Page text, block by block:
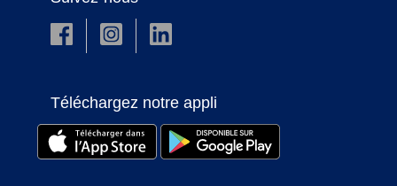
Téléchargez notre appli